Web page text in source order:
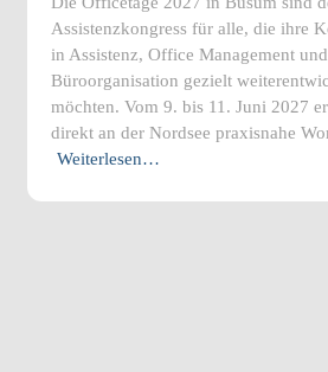
Assistenzkongress für alle, die ihre
in Assistenz, Office Management
Büroorganisation gezielt
möchten. Vom 9. bis 11. Juni 2027
direkt an der Nordsee praxisnahe
Weiterlesen…